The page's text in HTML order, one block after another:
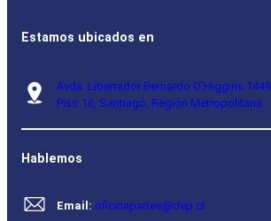
Estamos ubicados en
Avda. Libertador Bernardo O’Higgins
Piso 16, Santiago, Región Metropolitana.
Hablemos
Email: oficinapartes@dep.cl